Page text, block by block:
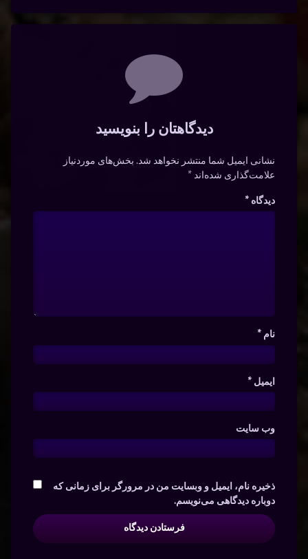
دیدگاهتان را بنویسید
نشانی ایمیل شما منتشر نخواهد شد. بخش‌های موردنیاز
علامت‌گذاری شده‌اند*
دیدگاه *
نام *
ایمیل *
وب‌ سایت
ذخیره نام، ایمیل و وبسایت من در مرورگر برای زمانی که
دوباره دیدگاهی می‌نویسم.